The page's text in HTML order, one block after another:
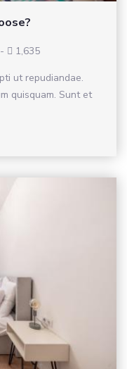
-
1,635
ut repudiandae.
quisquam. Sunt et